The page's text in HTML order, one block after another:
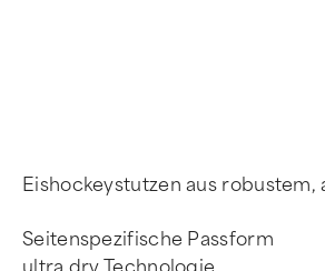
Eishockeystutzen aus
Seitenspezifische Passform